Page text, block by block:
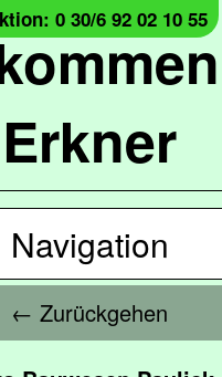
Erkner
0 30/6 92 02 10 55
Navigation
← Zurückgehen